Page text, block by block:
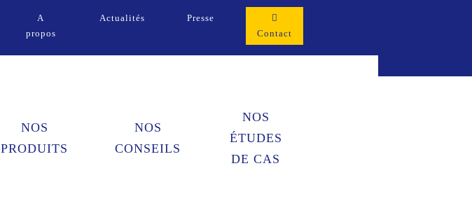
A
propos
Actualités
Presse
Contact
NOS
PRODUITS
NOS
CONSEILS
NOS
ÉTUDES
DE CAS